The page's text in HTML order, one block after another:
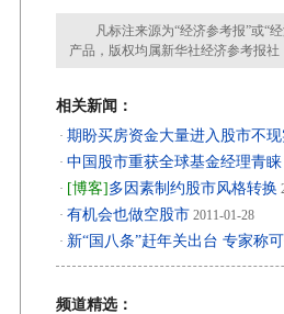
凡标注来源为“经济参考报”或“经
产品，版权均属新华社经济参考报
相关新闻：
· 期盼买房资金大量进入股市不
· 中国股市重获全球基金经理青睐
· [博客] 多因素制约股市风格转换
· 有机会也做空股市 2011-01-28
· 新“国八条”赶年关出台 专家称
频道精选：